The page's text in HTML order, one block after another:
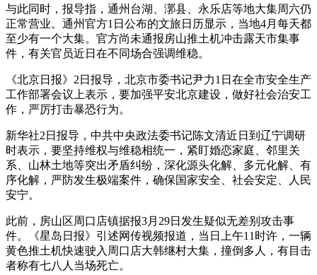
与此同时，报导指，通州台湖、漷县、永乐店等地大集周六仍
正常营业。通州官方1日公布的文旅日历显示，当地4月每天都
至少有一个大集。官方尚未通报房山推土机冲击露天市集事
件，有关官员近日在不同场合强调维稳。
《北京日报》2日报导，北京市委书记尹力1日在全市安全生产
工作部署会议上表示，要加强平安北京建设，做好社会治安工
作，严厉打击暴恐行为。
新华社2日报导，中共中央政法委书记陈文清近日到辽宁调研
时表示，要坚持维权与维稳相统一，紧盯婚恋家庭、邻里关
系、山林土地等突出矛盾纠纷，深化源头化解、多元化解、有
序化解，严防发生极端案件，确保国家安全、社会安定、人民
安宁。
此前，房山区周口店镇据报3月29日发生疑似无差别攻击事
件。《星岛日报》引述网传视频报道，当日上午11时许，一辆
黄色推土机快速驶入周口店大韩继村大集，撞倒多人，有目击
者称有七八人当场死亡。